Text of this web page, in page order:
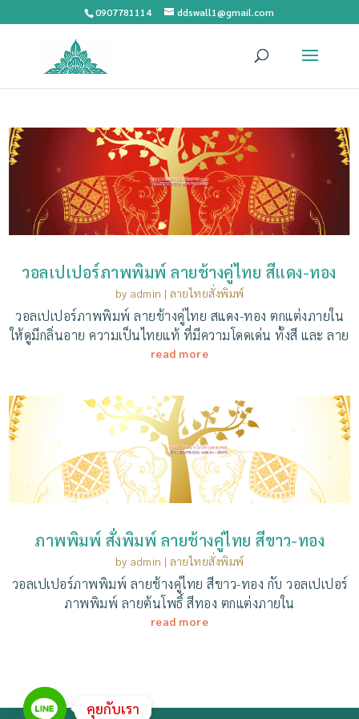
0907781114 ddswall1@gmail.com
วอลเปเปอร์ภาพพิมพ์ ลายช้างคู่ไทย สีแดง-ทอง
by admin | ลายไทยสั่งพิมพ์
วอลเปเปอร์ภาพพิมพ์ ลายช้างคู่ไทย สแดง-ทอง ตกแต่งภายใน
ให้ดูมีกลิ่นอาย ความเป็นไทยแท้ ที่มีความโดดเด่น ทั้งสี และ ลาย
read more
ภาพพิมพ์ สั่งพิมพ์ ลายช้างคู่ไทย สีขาว-ทอง
by admin | ลายไทยสั่งพิมพ์
วอลเปเปอร์ภาพพิมพ์ ลายช้างคู่ไทย สีขาว-ทอง กับ วอลเปเปอร์
ภาพพิมพ์ ลายต้นโพธิ์ สีทอง ตกแต่งภายใน
read more
คุยกับเรา